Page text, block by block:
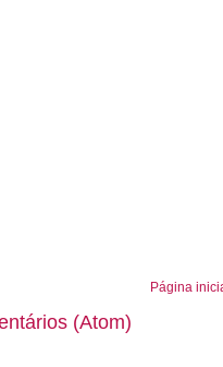
Página
(Atom)